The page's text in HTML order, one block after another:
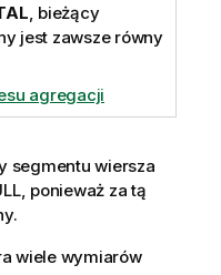
, bieżący
jest zawsze równy
agregacji
segmentu wiersza
, ponieważ za tą
wiele wymiarów